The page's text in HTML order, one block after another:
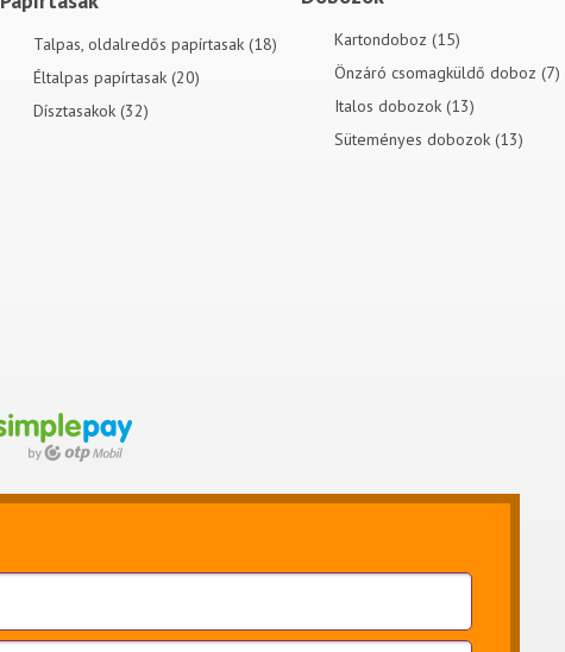
Talpas, oldalredős papírtasak (18)
Éltalpas papírtasak (20)
Dísztasakok (32)
Kartondoboz (15)
Önzáró csomagküldő doboz (7)
Italos dobozok (13)
Süteményes dobozok (13)